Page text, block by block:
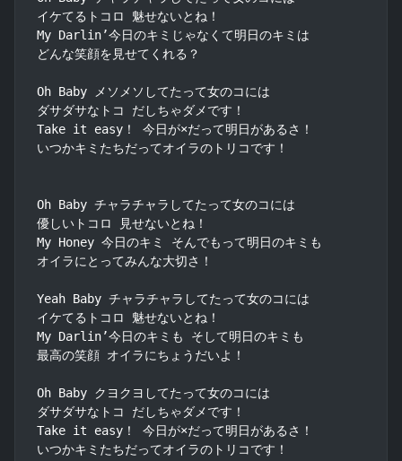
イケてるトコロ 魅せないとね！
My Darlin’今日のキミじゃなくて明日のキミは
どんな笑顔を見せてくれる？
Oh Baby メソメソしてたって女のコには
ダサダサなトコ だしちゃダメです！
Take it easy！ 今日が×だって明日があるさ！
いつかキミたちだってオイラのトリコです！
Oh Baby チャラチャラしてたって女のコには
優しいトコロ 見せないとね！
My Honey 今日のキミ そんでもって明日のキミも
オイラにとってみんな大切さ！
Yeah Baby チャラチャラしてたって女のコには
イケてるトコロ 魅せないとね！
My Darlin’今日のキミも そして明日のキミも
最高の笑顔 オイラにちょうだいよ！
Oh Baby クヨクヨしてたって女のコには
ダサダサなトコ だしちゃダメです！
Take it easy！ 今日が×だって明日があるさ！
いつかキミたちだってオイラのトリコです！